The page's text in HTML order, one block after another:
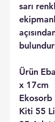
sarı
Ürün
x 17cm
Kiti 55